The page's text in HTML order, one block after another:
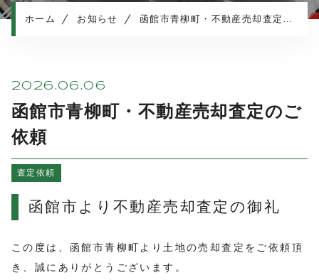
不動産売却の流れ
お知らせ
プライバシーポリシー
ホーム お知らせ 函館市青柳町・不動産売却査定のご依頼
2026.06.06
函館市青柳町・不動産売却査定のご
依頼
査定依頼
函館市より不動産売却査定の御礼
この度は、函館市青柳町より土地の売却査定をご依頼頂
き、誠にありがとうございます。